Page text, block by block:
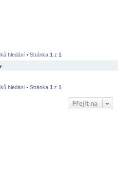
hledání • Stránka 1 z 1
hledání • Stránka 1 z 1
Přejít na